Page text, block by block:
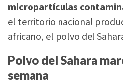
micropartículas
el territorio nacional
africano, el polvo del
Polvo del Sahara
semana